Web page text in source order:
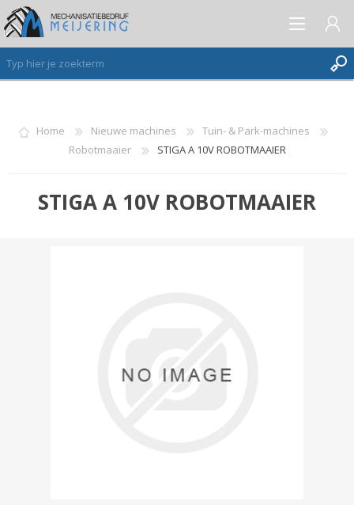
AANMELDEN ALS NIEUWE KLANT
INLOGGEN
Home Nieuwe machines
Tuin- & Park-machines
Robotmaaier
STIGA A 10V ROBOTMAAIER
STIGA A 10V ROBOTMAAIER